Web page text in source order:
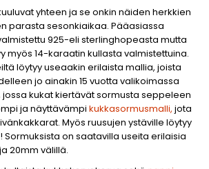
yhteen ja se onkin näiden herkkien
parasta sesonkiaikaa. Pääasiassa
925-eli sterlinghopeasta mutta
myös 14-karaatin kullasta valmistettuina.
löytyy useaakin erilaista mallia, joista
jo ainakin 15 vuotta valikoimassa
jossa kukat kiertävät sormusta seppeleen
ja näyttävämpi kukkasormusmalli, jota
Myös ruusujen ystäville löytyy
! Sormuksista on saatavilla useita erilaisia
20mm välillä.